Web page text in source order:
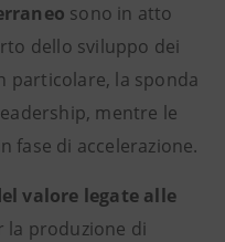
sono in atto
dello sviluppo dei
particolare, la sponda
mentre le
fase di accelerazione.
valore legate alle
la produzione di